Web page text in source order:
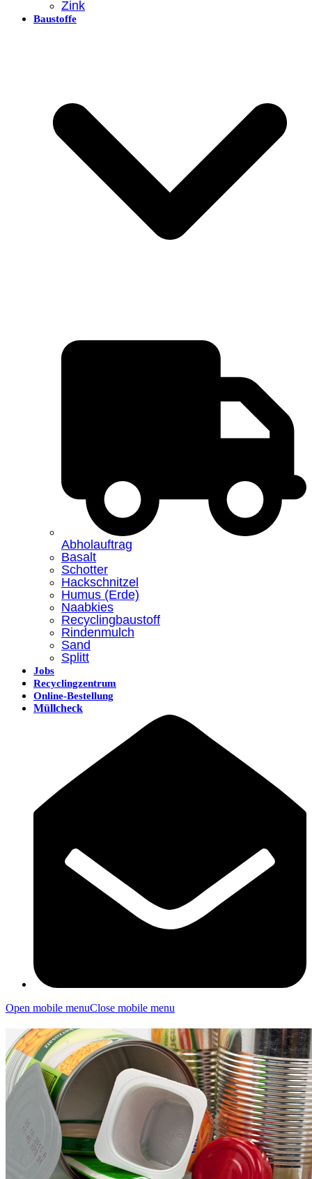
Zink
Baustoffe
Abholauftrag
Basalt
Schotter
Hackschnitzel
Humus (Erde)
Naabkies
Recyclingbaustoff
Rindenmulch
Sand
Splitt
Jobs
Recyclingzentrum
Online-Bestellung
Müllcheck
Open mobile menuClose mobile menu